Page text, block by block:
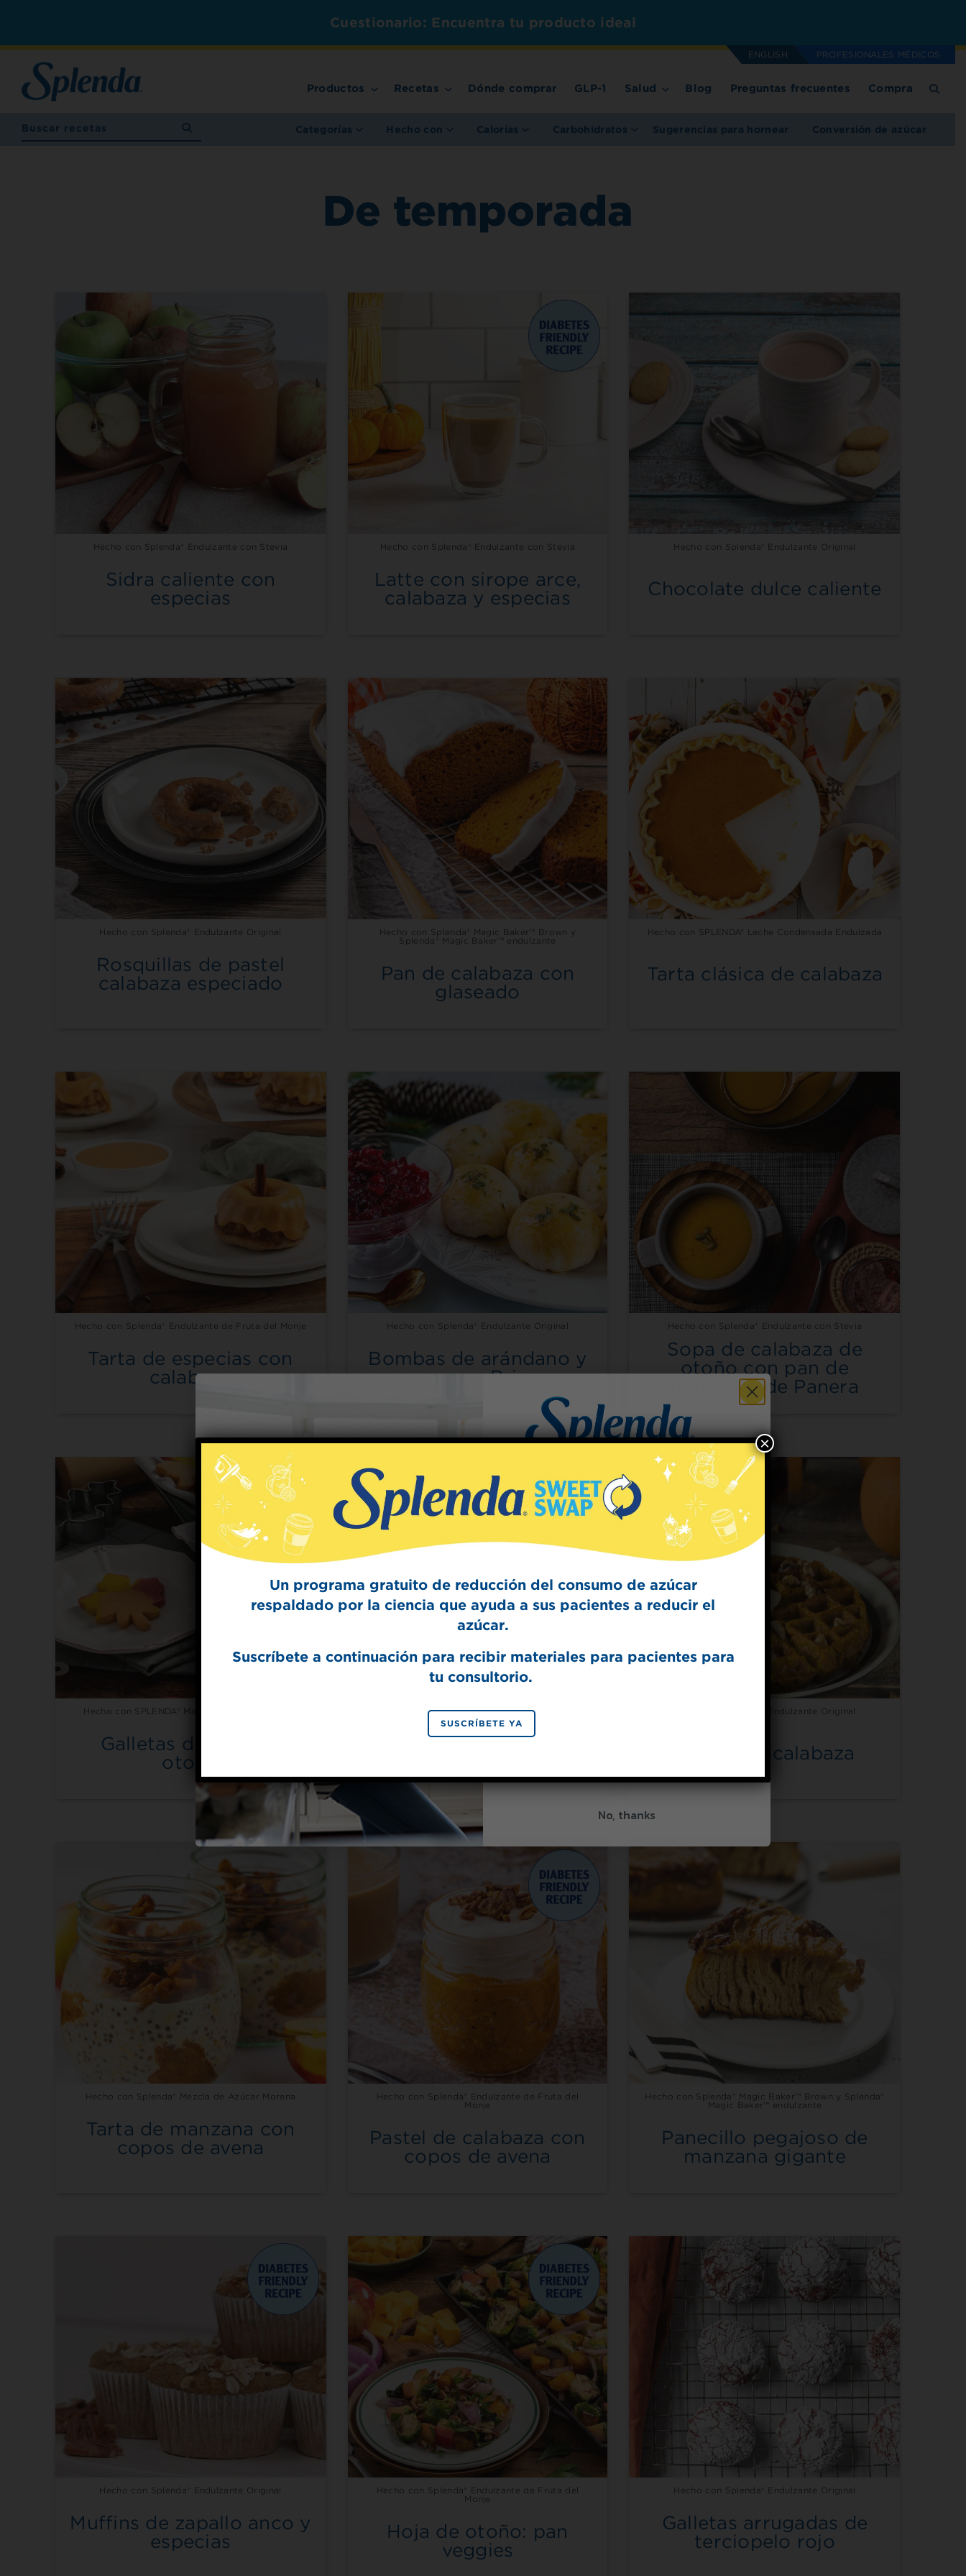
Cuestionario: Encuentra tu producto ideal
ENGLISH PROFESIONALES MÉDICOS
Productos Recetas Dónde comprar GLP-1 Salud Blog Preguntas frecuentes Compra
Categorías Hecho con Calorías Carbohidratos Sugerencias para hornear Conversión de azúcar
De temporada
Hecho con Splenda® Endulzante con Stevia
Sidra caliente con
especias
Hecho con Splenda® Endulzante con Stevia
Latte con sirope arce,
calabaza y especias
Hecho con Splenda® Endulzante Original
Chocolate dulce caliente
Hecho con Splenda® Endulzante Original
Rosquillas de pastel
calabaza especiado
Hecho con Splenda® Magic Baker™ Brown y
Splenda® Magic Baker™ endulzante
Pan de calabaza con
glaseado
Hecho con SPLENDA® Leche Condensada Endulzada
Tarta clásica de calabaza
Hecho con Splenda® Endulzante de Fruta del Monje
Tarta de especias con
calabaza
Hecho con Splenda® Endulzante Original
Bombas de arándano y
queso Brie
Hecho con Splenda® Endulzante con Stevia
Sopa de calabaza de
otoño con pan de
imitación de Panera
Hecho con SPLENDA® Magic Baker™ endulzante
Galletas de hoja de
otoño
Hecho con Splenda® Endulzante Original
Tazón de puré de batata
Hecho con Splenda® Endulzante Original
Gofres de calabaza
Hecho con Splenda® Mezcla de Azúcar Morena
Tarta de manzana con
copos de avena
Hecho con Splenda® Endulzante de Fruta del
Monje
Pastel de calabaza con
copos de avena
Hecho con Splenda® Magic Baker™ Brown y Splenda®
Magic Baker™ endulzante
Panecillo pegajoso de
manzana gigante
Hecho con Splenda® Endulzante Original
Muffins de zapallo anco y
especias
Hecho con Splenda® Endulzante de Fruta del
Monje
Hoja de otoño: pan
veggies
Hecho con Splenda® Endulzante Original
Galletas arrugadas de
terciopelo rojo
Un programa gratuito de reducción del consumo de azúcar
respaldado por la ciencia que ayuda a sus pacientes a reducir el
azúcar.
Suscríbete a continuación para recibir materiales para pacientes para
tu consultorio.
SUSCRÍBETE YA
×
Sign Up for
The Sweet Dish
Splenda test kitchen.
No, thanks